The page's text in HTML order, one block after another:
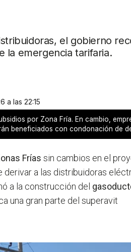
el gobierno
la emergencia tarifaria.
a las 22:15
por Zona Fría. En cambio,
beneficiados con condonación de
Frías sin cambios en el
derivar a las distribuidoras
a la construcción del
una gran parte del superavit